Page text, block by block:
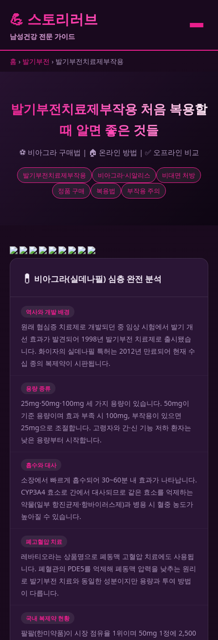
💪 스토리러브
남성건강 전문 가이드
홈 › 발기부전 › 발기부전치료제부작용
발기부전치료제부작용 처음 복용할
때 알면 좋은 것들
⚽ 비아그라 구매법 | 🏠 온라인 방법 | ✅ 오프라인 비교
발기부전치료제부작용 비아그라·시알리스
비대면 처방
정품 구매
복용법 부작용 주의
💊 비아그라(실데나필) 심층 완전 분석
역사와 개발 배경
원래 협심증 치료제로 개발되던 중 임상 시험에서 발기 개
선 효과가 발견되어 1998년 발기부전 치료제로 출시됐습
니다. 화이자의 실데나필 특허는 2012년 만료되어 현재 수
십 종의 복제약이 시판됩니다.
용량 종류
25mg·50mg·100mg 세 가지 용량이 있습니다. 50mg이
기준 용량이며 효과 부족 시 100mg, 부작용이 있으면
25mg으로 조절합니다. 고령자와 간·신 기능 저하 환자는
낮은 용량부터 시작합니다.
흡수와 대사
소장에서 빠르게 흡수되어 30~60분 내 효과가 나타납니다.
CYP3A4 효소로 간에서 대사되므로 같은 효소를 억제하는
약물(일부 항진균제·항바이러스제)과 병용 시 혈중 농도가
높아질 수 있습니다.
폐고혈압 치료
레바티오라는 상품명으로 폐동맥 고혈압 치료에도 사용됩
니다. 폐혈관의 PDE5를 억제해 폐동맥 압력을 낮추는 원리
로 발기부전 치료와 동일한 성분이지만 용량과 투여 방법
이 다릅니다.
국내 복제약 현황
팔팔(한미약품)이 시장 점유율 1위이며 50mg 1정에 2,500